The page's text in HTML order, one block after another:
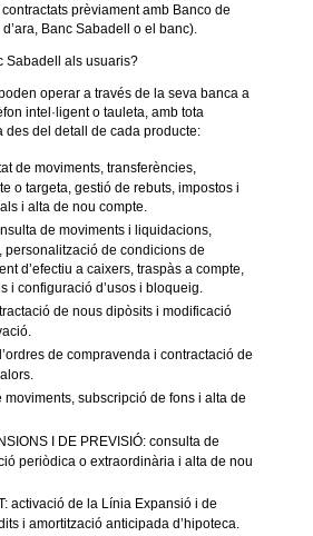
prèviament amb Banco de
Banc Sabadell o el banc).
Sabadell als usuaris?
operar a través de la seva banca a
intel·ligent o tauleta, amb tota
des del detall de cada producte:
de moviments, transferències,
o targeta, gestió de rebuts, impostos i
i alta de nou compte.
de moviments i liquidacions,
personalització de condicions de
d’efectiu a caixers, traspàs a compte,
i configuració d’usos i bloqueig.
de nous dipòsits i modificació
de compravenda i contractació de
moviments, subscripció de fons i alta de
I DE PREVISIÓ: consulta de
periòdica o extraordinària i alta de nou
activació de la Línia Expansió i de
i amortització anticipada d’hipoteca.